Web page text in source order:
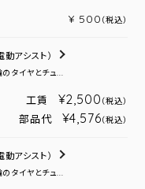
¥ 500 （税込）
動アシスト）
タイヤとチュ...
工賃 ¥2,500 （税込）
部品代 ¥4,576（税込）
動アシスト）
タイヤとチュ...